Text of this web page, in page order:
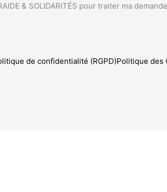
& SOLIDARITÉS pour traiter ma
de confidentialité (RGPD)Politique des